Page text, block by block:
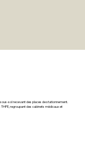
sol recevant des places de stationnement.
regroupant des cabinets médicaux et